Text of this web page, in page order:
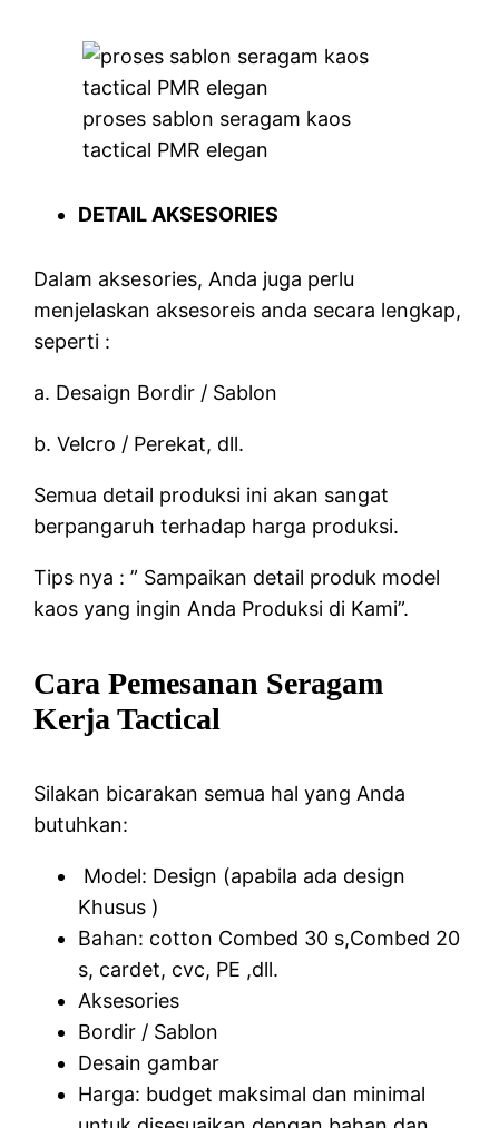
proses sablon seragam kaos
tactical PMR elegan
DETAIL AKSESORIES
Dalam aksesories, Anda juga perlu
menjelaskan aksesoreis anda secara lengkap,
seperti :
a. Desaign Bordir / Sablon
b. Velcro / Perekat, dll.
Semua detail produksi ini akan sangat
berpangaruh terhadap harga produksi.
Tips nya : ” Sampaikan detail produk model
kaos yang ingin Anda Produksi di Kami”.
Cara Pemesanan Seragam
Kerja Tactical
Silakan bicarakan semua hal yang Anda
butuhkan:
Model: Design (apabila ada design
Khusus )
Bahan: cotton Combed 30 s,Combed 20
s, cardet, cvc, PE ,dll.
Aksesories
Bordir / Sablon
Desain gambar
Harga: budget maksimal dan minimal